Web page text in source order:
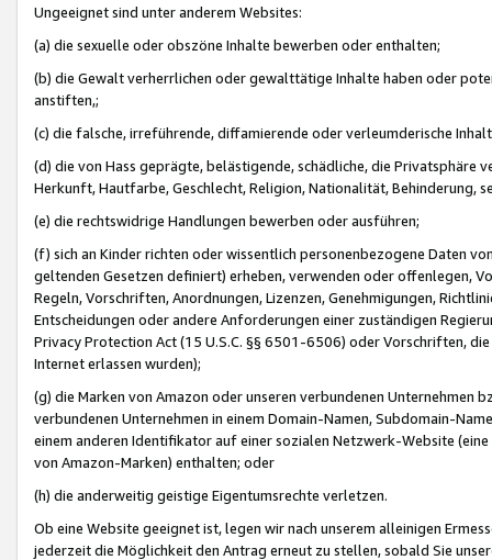
Ungeeignet sind unter anderem Websites:
(a) die sexuelle oder obszöne Inhalte bewerben oder enthalten;
(b) die Gewalt verherrlichen oder gewalttätige Inhalte haben oder
anstiften,;
(c) die falsche, irreführende, diffamierende oder verleumderische
(d) die von Hass geprägte, belästigende, schädliche, die Privatsphäre
Herkunft, Hautfarbe, Geschlecht, Religion, Nationalität, Behinderung,
(e) die rechtswidrige Handlungen bewerben oder ausführen;
(f) sich an Kinder richten oder wissentlich personenbezogene Daten
geltenden Gesetzen definiert) erheben, verwenden oder offenlegen,
Regeln, Vorschriften, Anordnungen, Lizenzen, Genehmigungen,
Entscheidungen oder andere Anforderungen einer zuständigen
Privacy Protection Act (15 U.S.C. §§ 6501-6506) oder Vorschriften,
Internet erlassen wurden);
(g) die Marken von Amazon oder unseren verbundenen Unternehmen
verbundenen Unternehmen in einem Domain-Namen, Subdomain-
einem anderen Identifikator auf einer sozialen Netzwerk-Website
von Amazon-Marken) enthalten; oder
(h) die anderweitig geistige Eigentumsrechte verletzen.
Ob eine Website geeignet ist, legen wir nach unserem alleinigen
jederzeit die Möglichkeit den Antrag erneut zu stellen, sobald Sie